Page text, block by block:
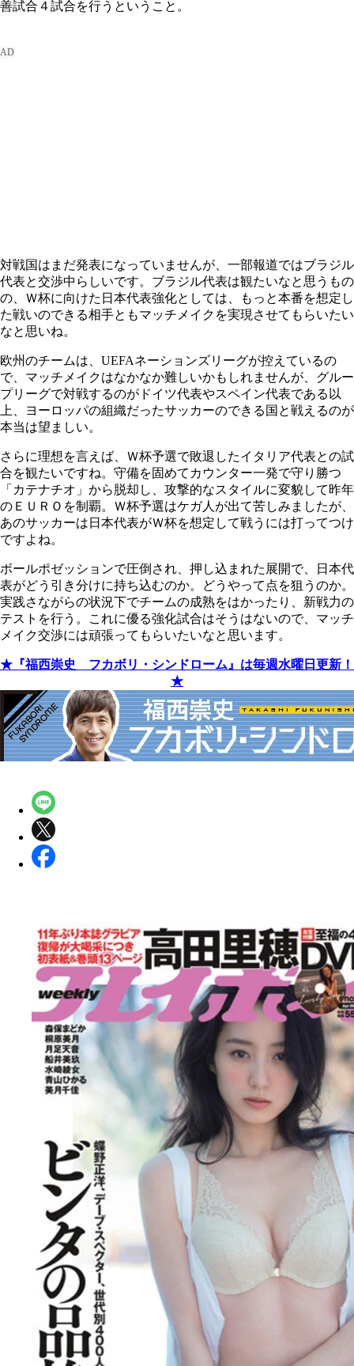
善試合４試合を行うということ。
対戦国はまだ発表になっていませんが、一部報道ではブラジル
代表と交渉中らしいです。ブラジル代表は観たいなと思うもの
の、Ｗ杯に向けた日本代表強化としては、もっと本番を想定し
た戦いのできる相手ともマッチメイクを実現させてもらいたい
なと思いね。
欧州のチームは、UEFAネーションズリーグが控えているの
で、マッチメイクはなかなか難しいかもしれませんが、グルー
プリーグで対戦するのがドイツ代表やスペイン代表である以
上、ヨーロッパの組織だったサッカーのできる国と戦えるのが
本当は望ましい。
さらに理想を言えば、Ｗ杯予選で敗退したイタリア代表との試
合を観たいですね。守備を固めてカウンター一発で守り勝つ
「カテナチオ」から脱却し、攻撃的なスタイルに変貌して昨年
のＥＵＲＯを制覇。Ｗ杯予選はケガ人が出て苦しみましたが、
あのサッカーは日本代表がＷ杯を想定して戦うには打ってつけ
ですよね。
ボールポゼッションで圧倒され、押し込まれた展開で、日本代
表がどう引き分けに持ち込むのか。どうやって点を狙うのか。
実践さながらの状況下でチームの成熟をはかったり、新戦力の
テストを行う。これに優る強化試合はそうはないので、マッチ
メイク交渉には頑張ってもらいたいなと思います。
★『福西崇史 フカボリ・シンドローム』は毎週水曜日更新！
★